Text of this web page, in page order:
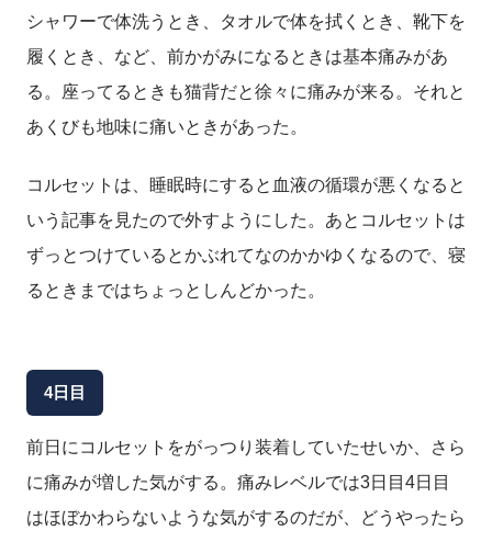
シャワーで体洗うとき、タオルで体を拭くとき、靴下を
履くとき、など、前かがみになるときは基本痛みがあ
る。座ってるときも猫背だと徐々に痛みが来る。それと
あくびも地味に痛いときがあった。
コルセットは、睡眠時にすると血液の循環が悪くなると
いう記事を見たので外すようにした。あとコルセットは
ずっとつけているとかぶれてなのかかゆくなるので、寝
るときまではちょっとしんどかった。
4日目
前日にコルセットをがっつり装着していたせいか、さら
に痛みが増した気がする。痛みレベルでは3日目4日目
はほぼかわらないような気がするのだが、どうやったら